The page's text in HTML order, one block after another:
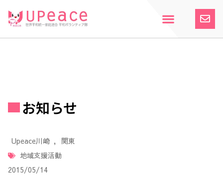
ス
お知らせ
Upeace川崎 ,
関東
地域支援活動
2015/05/14